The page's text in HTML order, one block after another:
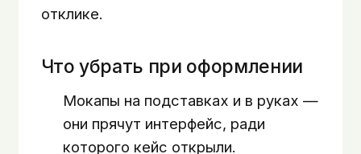
отклике.
Что убрать при оформлении
Мокапы на подставках и в руках —
они прячут интерфейс, ради
которого кейс открыли.